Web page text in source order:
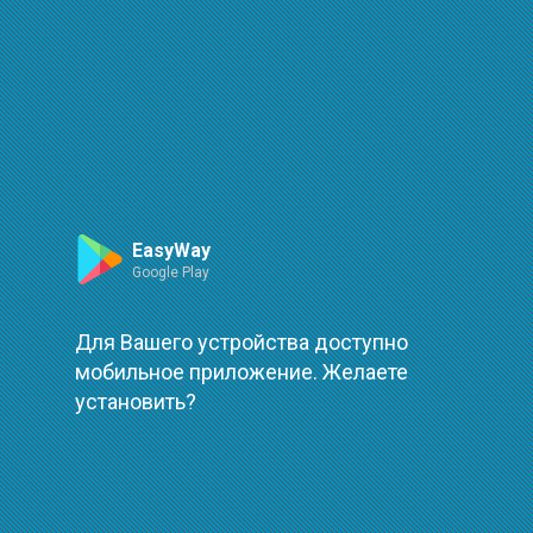
Маршрут
Произошла ошибка при загрузке
повторить
Leaflet| ©OpenStreetMap| ©OpenMapTiles
EasyWay
Google Play
Для Вашего устройства доступно
мобильное приложение. Желаете
установить?